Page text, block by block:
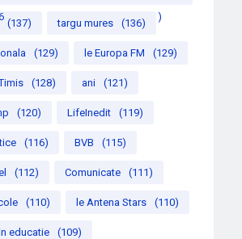
)
(137) targu mures (136)
(129) le Europa FM (129)
(128) ani (121)
(120) LifeInedit (119)
(116) BVB (115)
(112) Comunicate (111)
(110) le Antena Stars (110)
educatie (109)